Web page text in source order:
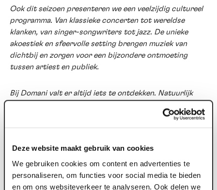
Deze website maakt gebruik van cookies
We gebruiken cookies om content en advertenties te
personaliseren, om functies voor social media te bieden
en om ons websiteverkeer te analyseren. Ook delen we
Ook dit seizoen presenteren we een veelzijdig cultureel
programma. Van klassieke concerten tot wereldse
klanken, van singer-songwriters tot jazz. De unieke
akoestiek en sfeervolle setting brengen muziek van
dichtbij en zorgen voor een bijzondere ontmoeting
tussen artiest en publiek.
Bij Domani valt er altijd iets te ontdekken. Natuurlijk
hoort. Laat je vooral ook eens verrassen door een
concert dat je nog niet kent. Onze programmering
kwaliteit.
Domani Zingt krijgt dit seizoen een vervolg en staat